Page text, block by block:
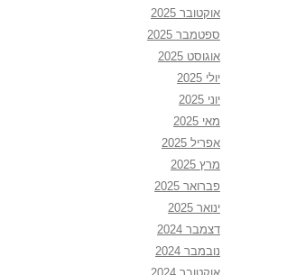
אוקטובר 2025
ספטמבר 2025
אוגוסט 2025
יולי 2025
יוני 2025
מאי 2025
אפריל 2025
מרץ 2025
פברואר 2025
ינואר 2025
דצמבר 2024
נובמבר 2024